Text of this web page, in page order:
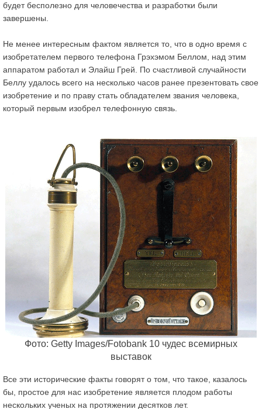
будет бесполезно для человечества и разработки были
завершены.
Не менее интересным фактом является то, что в одно время с
изобретателем первого телефона Грэхэмом Беллом, над этим
аппаратом работал и Элайш Грей. По счастливой случайности
Беллу удалось всего на несколько часов ранее презентовать свое
изобретение и по праву стать обладателем звания человека,
который первым изобрел телефонную связь.
Фото: Getty Images/Fotobank 10 чудес всемирных
выставок
Все эти исторические факты говорят о том, что такое, казалось
бы, простое для нас изобретение является плодом работы
нескольких ученых на протяжении десятков лет.